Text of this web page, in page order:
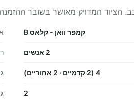
הציוד המדויק מאושר בשובר
קמפר וואן - קלאס B
2 אנשים
4 (2 קדמיים · 2 אחוריים)
2